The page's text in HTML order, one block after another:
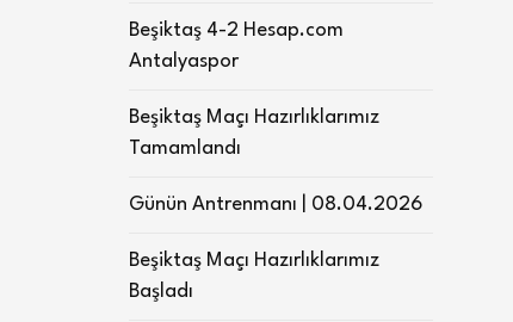
Beşiktaş 4-2 Hesap.com
Antalyaspor
Beşiktaş Maçı Hazırlıklarımız
Tamamlandı
Günün Antrenmanı | 08.04.2026
Beşiktaş Maçı Hazırlıklarımız
Başladı